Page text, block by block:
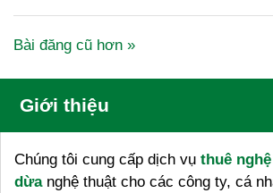
Bài đăng cũ hơn »
Giới thiệu
Chúng tôi cung cấp dịch vụ thuê
dừanghệ thuật cho các công ty, cá